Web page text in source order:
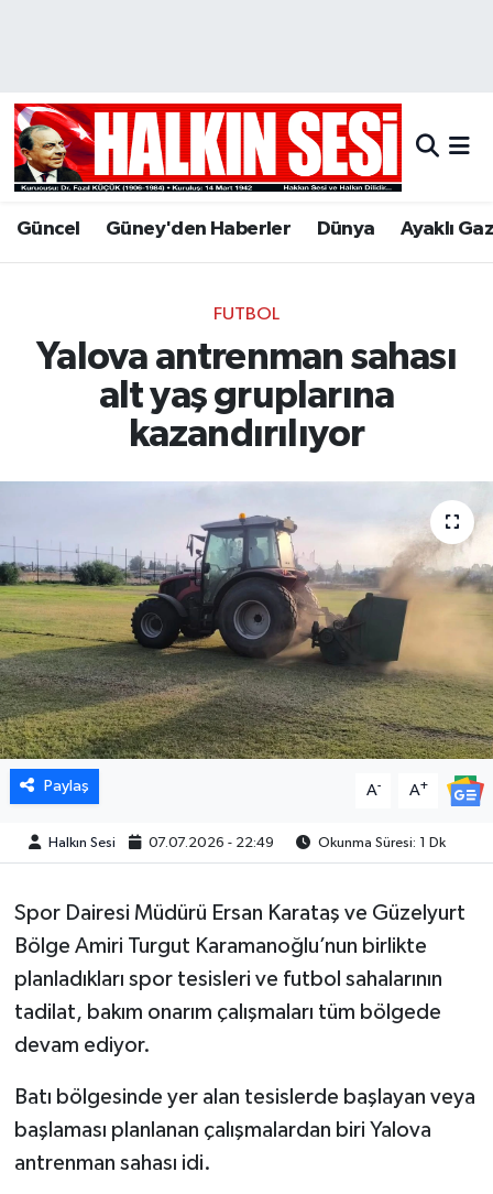
Güncel Güney'den Haberler Dünya Ayaklı
FUTBOL
Yalova antrenman sahası
alt yaş gruplarına
kazandırılıyor
Paylaş A- A+
Halkın Sesi 07.07.2026 - 22:49 Okunma Süresi: 1 Dk
Spor Dairesi Müdürü Ersan Karataş ve Güzelyurt
Bölge Amiri Turgut Karamanoğlu’nun birlikte
planladıkları spor tesisleri ve futbol sahalarının
tadilat, bakım onarım çalışmaları tüm bölgede
devam ediyor.
Batı bölgesinde yer alan tesislerde başlayan veya
başlaması planlanan çalışmalardan biri Yalova
antrenman sahası idi.
Hava Durumu
Trafik Durumu
Son Dakika Haberleri
Haber Arşivi